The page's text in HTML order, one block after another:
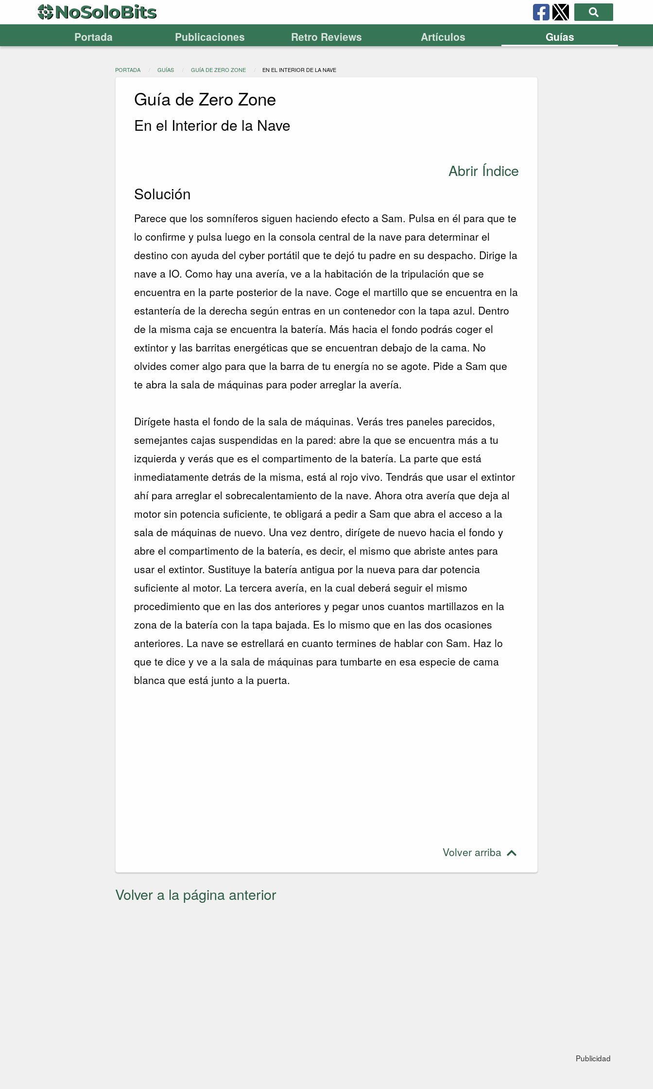
Portada Publicaciones Retro Reviews Artículos Guías
PORTADA GUÍAS GUÍA DE ZERO ZONE EN EL INTERIOR DE LA NAVE
Guía de Zero Zone
En el Interior de la Nave
Abrir Índice
Solución
Parece que los somníferos siguen haciendo efecto a Sam. Pulsa en él para que te
lo confirme y pulsa luego en la consola central de la nave para determinar el
destino con ayuda del cyber portátil que te dejó tu padre en su despacho. Dirige la
nave a IO. Como hay una avería, ve a la habitación de la tripulación que se
encuentra en la parte posterior de la nave. Coge el martillo que se encuentra en la
estantería de la derecha según entras en un contenedor con la tapa azul. Dentro
de la misma caja se encuentra la batería. Más hacia el fondo podrás coger el
extintor y las barritas energéticas que se encuentran debajo de la cama. No
olvides comer algo para que la barra de tu energía no se agote. Pide a Sam que
te abra la sala de máquinas para poder arreglar la avería.
Dirígete hasta el fondo de la sala de máquinas. Verás tres paneles parecidos,
semejantes cajas suspendidas en la pared: abre la que se encuentra más a tu
izquierda y verás que es el compartimento de la batería. La parte que está
inmediatamente detrás de la misma, está al rojo vivo. Tendrás que usar el extintor
ahí para arreglar el sobrecalentamiento de la nave. Ahora otra avería que deja al
motor sin potencia suficiente, te obligará a pedir a Sam que abra el acceso a la
sala de máquinas de nuevo. Una vez dentro, dirígete de nuevo hacia el fondo y
abre el compartimento de la batería, es decir, el mismo que abriste antes para
usar el extintor. Sustituye la batería antigua por la nueva para dar potencia
suficiente al motor. La tercera avería, en la cual deberá seguir el mismo
procedimiento que en las dos anteriores y pegar unos cuantos martillazos en la
zona de la batería con la tapa bajada. Es lo mismo que en las dos ocasiones
anteriores. La nave se estrellará en cuanto termines de hablar con Sam. Haz lo
que te dice y ve a la sala de máquinas para tumbarte en esa especie de cama
blanca que está junto a la puerta.
Volver arriba
Volver a la página anterior
Publicidad